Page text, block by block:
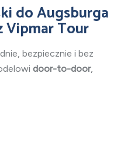
do Augsburga
Vipmar Tour
bezpiecznie i bez
door-to-door,